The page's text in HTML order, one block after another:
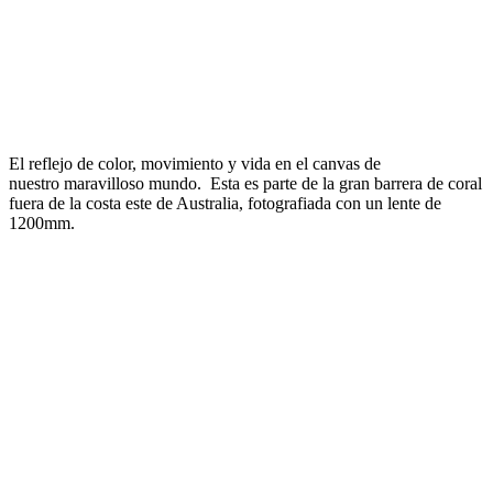
El reflejo de color, movimiento y vida en el canvas de
nuestro maravilloso mundo. Esta es parte de la gran barrera de coral
fuera de la costa este de Australia, fotografiada con un lente de
1200mm.